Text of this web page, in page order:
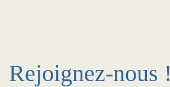
Rejoignez-nous !